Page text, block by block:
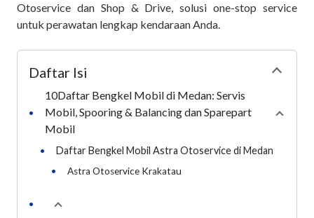
Otoservice dan Shop & Drive, solusi one-stop service
untuk perawatan lengkap kendaraan Anda.
Daftar Isi
•
10Daftar Bengkel Mobil di Medan: Servis
Mobil, Spooring & Balancing dan Sparepart
Mobil
•
Daftar Bengkel Mobil Astra Otoservice di Medan
•
Astra Otoservice Krakatau
• Collapse